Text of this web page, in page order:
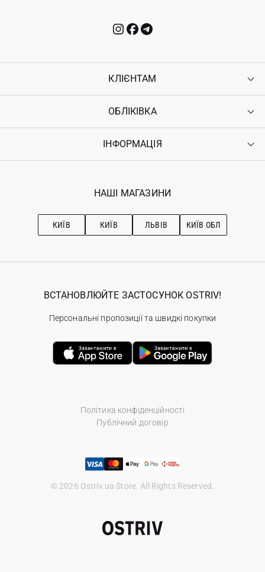
КЛІЄНТАМ
Контакти
Повернення
Гарантія
ОБЛІКІВКА
Увійти
Ostriv Club+
ІНФОРМАЦІЯ
Наші магазини
Рекомендації з догляду
НАШІ МАГАЗИНИ
КИЇВ КИЇВ ЛЬВІВ КИЇВ ОБЛ
Політика конфіденційності
Публічний договір
© 2026 Ostriv.ua Store. All Rights Reserved.
ВСТАНОВЛЮЙТЕ ЗАСТОСУНОК OSTRIV!
Персональні пропозиції та швидкі покупки